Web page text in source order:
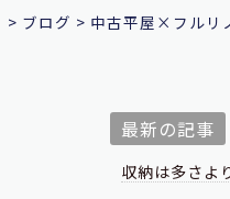
> ブログ > 中古平屋×フルリ
最新の記事
収納は多さよ